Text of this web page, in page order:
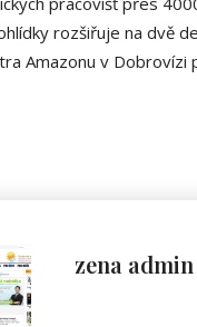
rozšiřuje na dvě
Amazonu v Dobrovízi
zena admin